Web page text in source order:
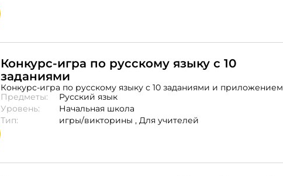
Конкурс-игра по русскому языку с 10
заданиями
Конкурс-игра по русскому языку с 10 заданиями и приложением
Предметы:
Русский язык
Уровень:
Начальная школа
Тип:
игры/викторины , Для учителей